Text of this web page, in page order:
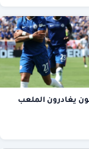
يغادرون الملعب